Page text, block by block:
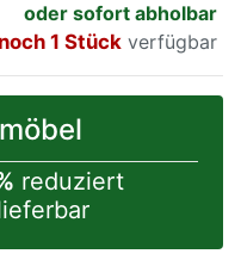
oder sofort abholbar
noch 1 Stück verfügbar
reduziert